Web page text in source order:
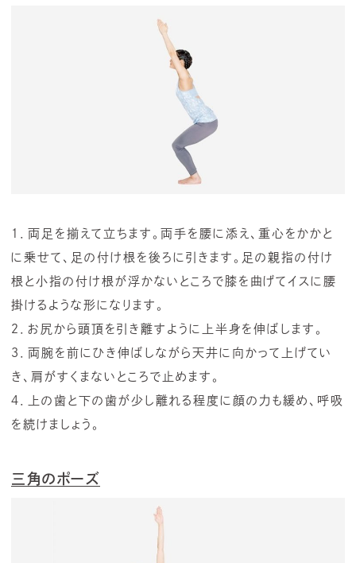
１．両足を揃えて立ちます。両手を腰に添え、重心をかかと
に乗せて、足の付け根を後ろに引きます。足の親指の付け
根と小指の付け根が浮かないところで膝を曲げてイスに腰
掛けるような形になります。
２．お尻から頭頂を引き離すように上半身を伸ばします。
３．両腕を前にひき伸ばしながら天井に向かって上げてい
き、肩がすくまないところで止めます。
４．上の歯と下の歯が少し離れる程度に顔の力も緩め、呼吸
を続けましょう。
三角のポーズ